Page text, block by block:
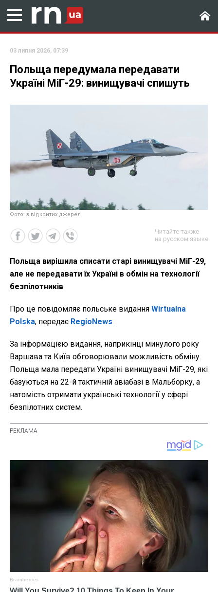
03 липня 2026, 07:39
Польща передумала передавати
Україні МіГ-29: винищувачі спишуть
Фото: з відкритих джерел
Читайте также
на русском языке
Польща вирішила списати старі винищувачі МіГ-29,
але не передавати їх Україні в обмін на технології
безпілотників
Про це повідомляє польське видання Wirtualna
Polska, передає RegioNews.
За інформацією видання, наприкінці минулого року
Варшава та Київ обговорювали можливість обміну.
Польща мала передати Україні винищувачі МіГ-29, які
базуються на 22-й тактичній авіабазі в Мальборку, а
натомість отримати українські технології у сфері
безпілотних систем.